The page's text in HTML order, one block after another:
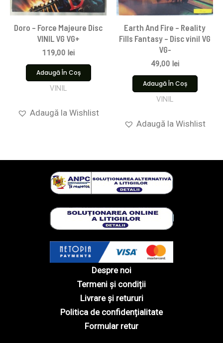
Doro – Force Majeure Disc
VINIL VG VG+
119,00 lei
Adaugă În Coș
VINIL
Adaugă la Wishlist
Earth And Fire – Reality
Fills Fantasy – Disc vinil VG
VG-
49,00 lei
Adaugă În Coș
VINIL
Adaugă la Wishlist
Despre noi
Termeni și condiții
Livrare și retururi
Politica de confidențialitate
Formular retur